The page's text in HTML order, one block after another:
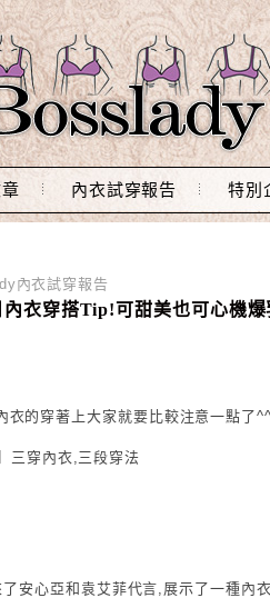
內衣試穿報告 特別
內衣試穿報告
內衣穿搭Tip!可甜美也可心機
衣的穿著上大家就要比較注意一點了
三穿內衣,三段穿法
安心亞和袁艾菲代言,展示了一種內